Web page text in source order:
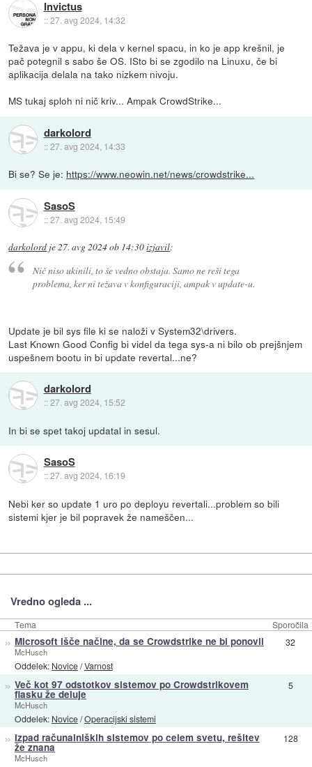
Invictus
::27. avg 2024, 14:32
Težava je v appu, ki dela v kernel spacu, in ko je app krešnil, je
pač potegnil s sabo še OS. ISto bi se zgodilo na Linuxu, če bi
aplikacija delala na tako nizkem nivoju.
MS tukaj sploh ni nič kriv... Ampak CrowdStrike...
darkolord
::27. avg 2024, 14:33
Bi se? Se je: https://www.neowin.net/news/crowdstrike...
SasoS
::27. avg 2024, 15:49
darkolord je27. avg 2024 ob 14:30izjavil:
Nič niso ukinili, to še vedno obstaja. Samo ne reši tega
problema, ker ni težava v konfiguraciji, ampak v update-u.
Update je bil sys file ki se naloži v System32\drivers.
Last Known Good Config bi videl da tega sys-a ni bilo ob prejšnjem
uspešnem bootu in bi update revertal...ne?
darkolord
::27. avg 2024, 15:52
In bi se spet takoj updatal in sesul.
SasoS
::27. avg 2024, 16:19
Nebi ker so update 1 uro po deployu revertali...problem so bili
sistemi kjer je bil popravek že nameščen...
Vredno ogleda ...
Tema Sporočila
» Microsoft išče načine, da se Crowdstrike ne bi ponovil
McHusch
Oddelek: Novice/Varnost
32
» Več kot 97 odstotkov sistemov po Crowdstrikovem
fiasku že deluje
McHusch
Oddelek: Novice/Operacijski sistemi
5
» Izpad računalniških sistemov po celem svetu, rešitev
že znana
McHusch
128